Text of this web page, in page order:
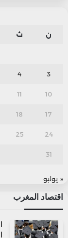
ن ث
3
4
10
11
17
18
24
25
31
« يوليو
اقتصاد المغرب